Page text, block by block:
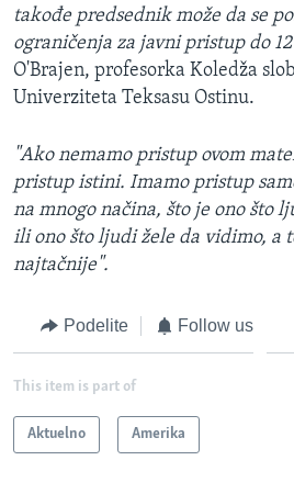
takođe predsednik može da se
ograničenja za javni pristup do
O'Brajen, profesorka Koledža
Univerziteta Teksasu Ostinu.
"Ako nemamo pristup ovom
pristup istini. Imamo pristup
na mnogo načina, što je ono što
ili ono što ljudi žele da vidimo, a
najtačnije".
Podelite Follow us
This item is part of
Aktuelno Amerika